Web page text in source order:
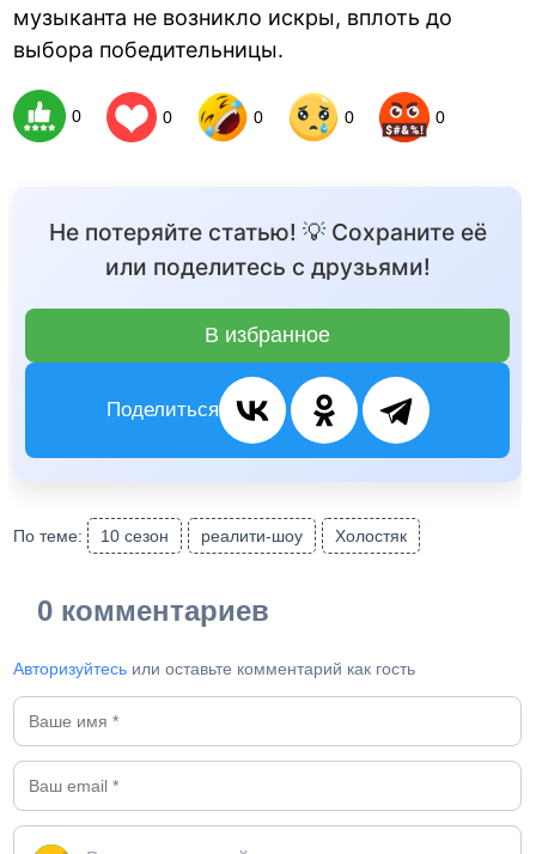
музыканта не возникло искры, вплоть до
выбора победительницы.
0 0 0 0 0
Не потеряйте статью! 💡 Сохраните её
или поделитесь с друзьями!
В избранное
Поделиться
По теме: 10 сезон реалити-шоу Холостяк
0 комментариев
Авторизуйтесь или оставьте комментарий как гость